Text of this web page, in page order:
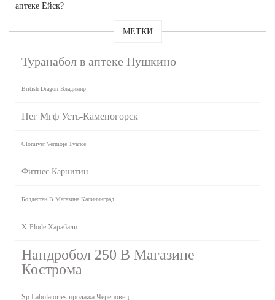
аптеке Ейск?
МЕТКИ
Туранабол в аптеке Пушкино
British Dragon Владимир
Пег Мгф Усть-Каменогорск
Clomiver Vermoje Туапсе
Фитнес Карнитин
Болдестен В Магазине Калининград
X-Plode Харабали
Нандробол 250 В Магазине
Кострома
Sp Labolatories продажа Череповец